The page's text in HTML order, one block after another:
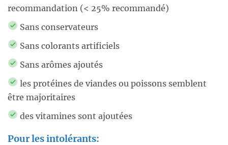
recommandation (< 25% recommandé)
Sans conservateurs
Sans colorants artificiels
Sans arômes ajoutés
les protéines de viandes ou poissons semblent
être majoritaires
des vitamines sont ajoutées
Pour les intolérants: